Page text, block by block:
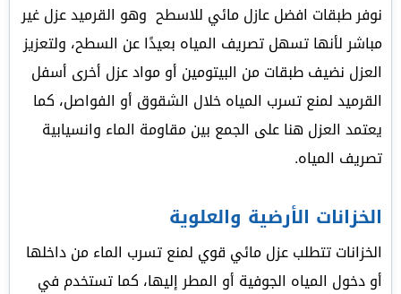
نوفر طبقات افضل عازل مائي للاسطح وهو القرميد عزل غير
مباشر لأنها تسهل تصريف المياه بعيدًا عن السطح، ولتعزيز
العزل نضيف طبقات من البيتومين أو مواد عزل أخرى أسفل
القرميد لمنع تسرب المياه خلال الشقوق أو الفواصل، كما
يعتمد العزل هنا على الجمع بين مقاومة الماء وانسيابية
تصريف المياه.
الخزانات الأرضية والعلوية
الخزانات تتطلب عزل مائي قوي لمنع تسرب الماء من داخلها
أو دخول المياه الجوفية أو المطر إليها، كما تستخدم في